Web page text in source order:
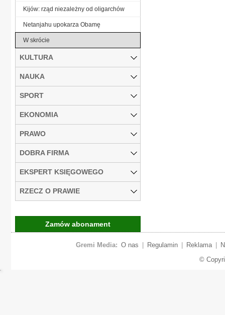
Kijów: rząd niezależny od oligarchów
Netanjahu upokarza Obamę
W skrócie
KULTURA
NAUKA
SPORT
EKONOMIA
PRAWO
DOBRA FIRMA
EKSPERT KSIĘGOWEGO
RZECZ O PRAWIE
Zamów abonament
Gremi Media: O nas Regulamin Reklama
©